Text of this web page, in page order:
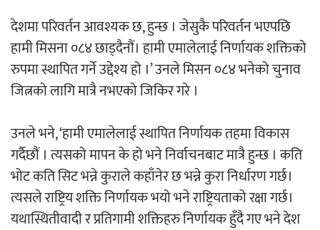
‘आइतबारको अफिस’ को परिचर्चा सम्पन्न
अर्जुन चन्द्रको ‘संवेदनाका प्रतिध्वनि’
मुक्तकसङ्ग्रह लोकार्पण
देशमा परिवर्तन आवश्यक छ, हुन्छ । जेसुकै परिवर्तन भएपछि
हामी मिसना ०८४ छाड्दैनौं। हामी एमालेलाई निर्णायक शक्तिको
रुपमा स्थापित गर्ने उद्देश्य हो ।’ उनले मिसन ०८४ भनेको चुनाव
जित्नको लागि मात्रै नभएको जिकिर गरे ।
उनले भने, ‘हामी एमालेलाई स्थापित निर्णायक तहमा विकास
गर्दैछौं । त्यसको मापन के हो भने निर्वाचनबाट मात्रै हुन्छ । कति
भोट कति सिट भन्ने कुराले कहाँनेर छ भन्ने कुरा निर्धारण गर्छ।
त्यसले राष्ट्रिय शक्ति निर्णायक भयो भने राष्ट्रियताको रक्षा गर्छ।
यथास्थितीवादी र प्रतिगामी शक्तिहरु निर्णायक हुँदै गए भने देश